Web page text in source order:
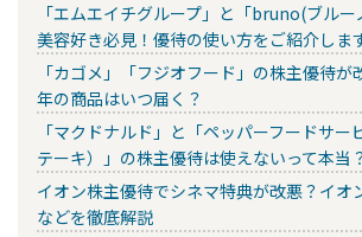
「エムエイチグループ」と「bruno(ブル
美容好き必見！優待の使い方をご紹介します
「カゴメ」「フジオフード」の株主優待
年の商品はいつ届く？
「マクドナルド」と「ペッパーフードサー
テーキ）」の株主優待は使えないって本当
イオン株主優待でシネマ特典が改悪？イオ
などを徹底解説